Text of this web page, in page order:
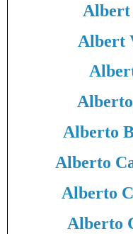
Albert
Albert
Alberto
Alberto
Alberto
Alberto